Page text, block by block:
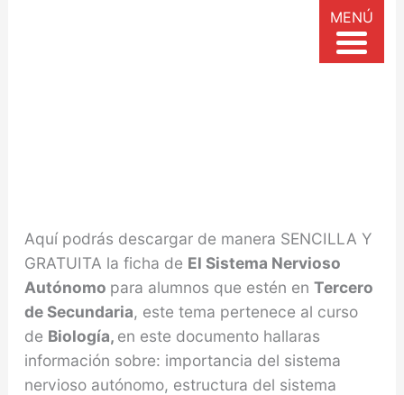
Aquí podrás descargar de manera SENCILLA Y
GRATUITA la ficha de El Sistema Nervioso
Autónomo para alumnos que estén en Tercero
de Secundaria, este tema pertenece al curso
de Biología, en este documento hallaras
información sobre: importancia del sistema
nervioso autónomo, estructura del sistema
MENÚ